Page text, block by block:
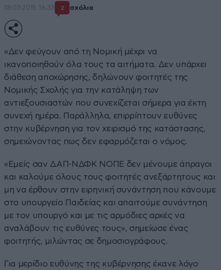
18·03·2015 16:33 2 σχόλια
«Δεν φεύγουν από τη Νομική μέχρι να
ικανοποιηθούν όλα τους τα αιτήματα. Δεν υπάρχει
διάθεση αποχώρησης, δηλώνουν φοιτητές της
Νομικής Σχολής για την κατάληψη των
αντιεξουσιαστών που συνεχίζεται σήμερα για έκτη
συνεχή ημέρα. Παράλληλα, επιρρίπτουν ευθύνες
στην κυβέρνηση για τον χειρισμό της κατάστασης,
σημειώνοντας πως δεν εφαρμόζεται ο νόμος.
«Εμείς σαν ΔΑΠ-ΝΔΦΚ ΝΟΠΕ δεν μένουμε άπραγοι
και καλούμε όλους τους φοιτητές ανεξάρτητους και
μη να έρθουν στην ειρηνική συνάντηση που κάνουμε
στο υπουργείο Παιδείας και απαιτούμε συνάντηση
με τον υπουργό και με τις αρμόδιες αρχές να
αναλάβουν τις ευθύνες τους», σημείωσε ένας
φοιτητής, μιλώντας σε δημοσιογράφους.
Για μερίδιο ευθύνης της κυβέρνησης έκανε λόγο